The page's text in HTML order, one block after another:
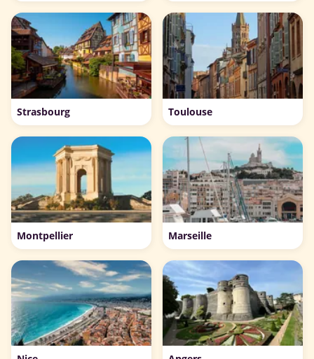
Strasbourg Toulouse
Montpellier Marseille